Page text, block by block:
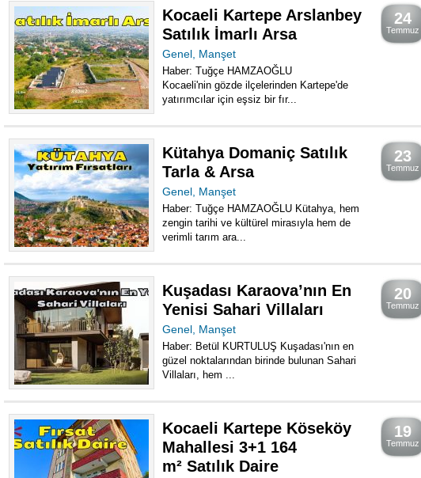
24
Temmuz
Kocaeli Kartepe Arslanbey
Satılık İmarlı Arsa
Genel Manşet
Haber: Tuğçe HAMZAOĞLU
Kocaeli'nin gözde ilçelerinden Kartepe'de
yatırımcılar için eşsiz bir fır...
23
Temmuz
Kütahya Domaniç Satılık
Tarla & Arsa
Genel Manşet
Haber: Tuğçe HAMZAOĞLU Kütahya, hem
zengin tarihi ve kültürel mirasıyla hem de
verimli tarım ara...
20
Temmuz
Kuşadası Karaova’nın En
Yenisi Sahari Villaları
Genel Manşet
Haber: Betül KURTULUŞ Kuşadası'nın en
güzel noktalarından birinde bulunan Sahari
Villaları, hem ...
19
Temmuz
Kocaeli Kartepe Köseköy
Mahallesi 3+1 164
m² Satılık Daire